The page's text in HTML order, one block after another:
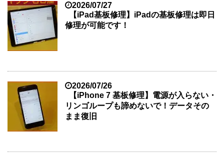
2026/07/27
【iPad基板修理】iPadの基板修理は即日
修理が可能です！
2026/07/26
【iPhone 7 基板修理】電源が入らない・
リンゴループも諦めないで！データその
まま復旧